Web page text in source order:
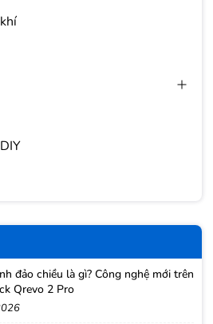
đảo chiều là gì? Công nghệ mới trên
Qrevo 2 Pro